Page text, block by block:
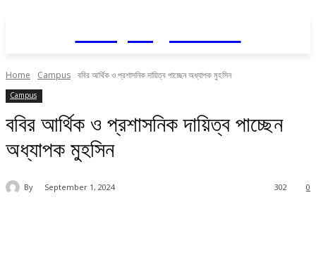
Home Campus ববির আর্থিক ও প্রশাসনিক দায়িত্ব পাচ্ছেন অধ্যাপক মুহসিন
Campus
ববির আর্থিক ও প্রশাসনিক দায়িত্ব পাচ্ছেন
অধ্যাপক মুহসিন
By September 1, 2024 0
302